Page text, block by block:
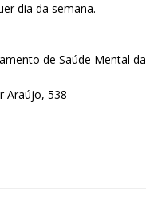
dia da semana.
de Saúde Mental da
Araújo, 538